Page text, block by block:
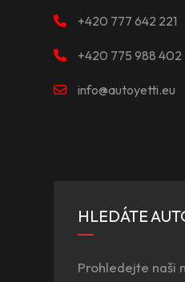
+420 777 642 221
+420 775 988 402
info@autoyetti.eu
HLEDÁTE
Prohledejte naši